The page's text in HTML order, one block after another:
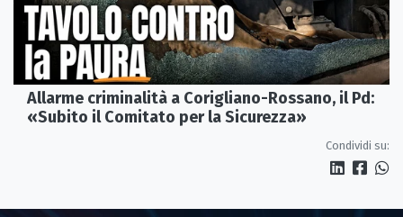
Allarme criminalità a Corigliano-Rossano, il Pd:
«Subito il Comitato per la Sicurezza»
Condividi su: